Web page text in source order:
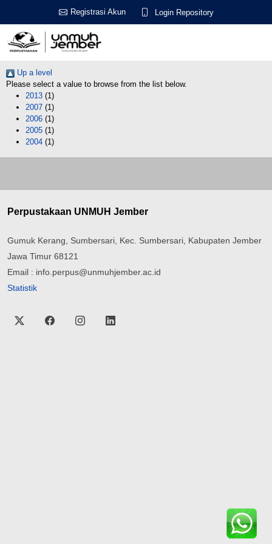
Registrasi Akun Login Repository
Up a level
Please select a value to browse from the list below.
2013 (1)
2007 (1)
2006 (1)
2005 (1)
2004 (1)
Perpustakaan UNMUH Jember
Gumuk Kerang, Sumbersari, Kec. Sumbersari, Kabupaten Jember
Jawa Timur 68121
Email : info.perpus@unmuhjember.ac.id
Statistik